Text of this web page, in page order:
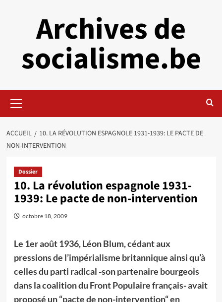
Archives de
socialisme.be
principal
ACCUEIL
10. LA RÉVOLUTION ESPAGNOLE 1931-1939: LE PACTE DE
NON-INTERVENTION
Dossier
10. La révolution espagnole 1931-
1939: Le pacte de non-intervention
octobre 18, 2009
Le 1er août 1936, Léon Blum, cédant aux
pressions de l’impérialisme britannique ainsi qu’à
celles du parti radical -son partenaire bourgeois
dans la coalition du Front Populaire français- avait
proposé un “pacte de non-intervention“ en